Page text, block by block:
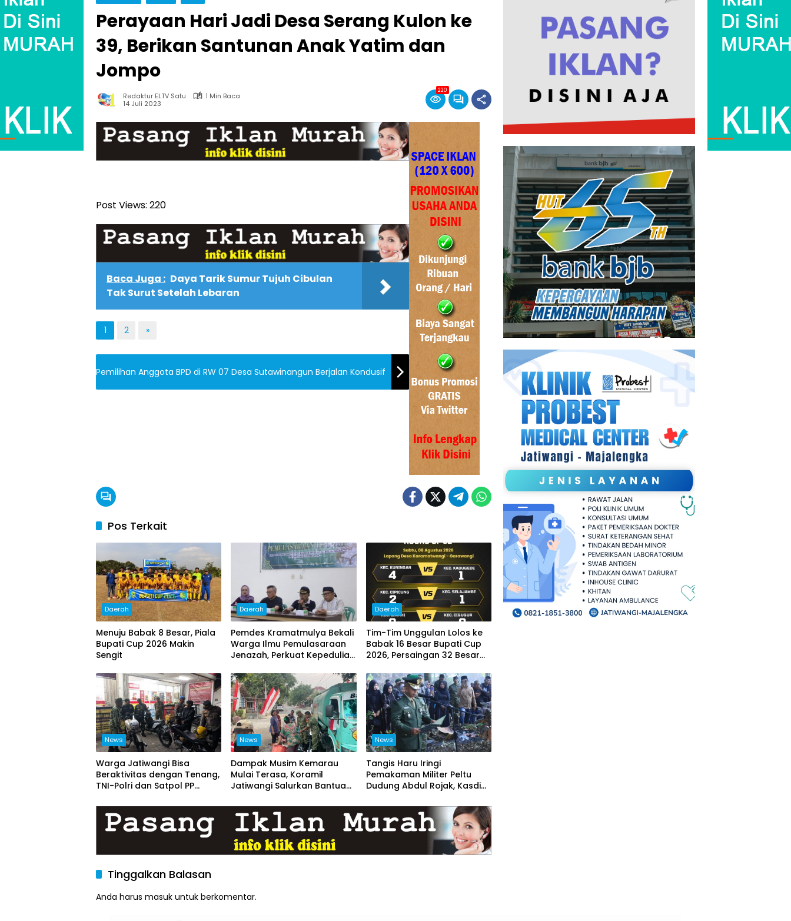
Perayaan Hari Jadi Desa Serang Kulon ke
39, Berikan Santunan Anak Yatim dan
Jompo
Redaktur ELTV Satu
1 Min Baca
14 Juli 2023
220
Post Views: 220
Baca Juga : Daya Tarik Sumur Tujuh Cibulan
Tak Surut Setelah Lebaran
1 2 »
Pemilihan Anggota BPD di RW 07 Desa Sutawinangun Berjalan Kondusif
Pos Terkait
Daerah
Menuju Babak 8 Besar, Piala
Bupati Cup 2026 Makin
Sengit
Daerah
Pemdes Kramatmulya Bekali
Warga Ilmu Pemulasaraan
Jenazah, Perkuat Kepedulian
Daerah
Tim-Tim Unggulan Lolos ke
Babak 16 Besar Bupati Cup
2026, Persaingan 32 Besar
News
Warga Jatiwangi Bisa
Beraktivitas dengan Tenang,
TNI-Polri dan Satpol PP
News
Dampak Musim Kemarau
Mulai Terasa, Koramil
Jatiwangi Salurkan Bantuan
Loji
News
Tangis Haru Iringi
Pemakaman Militer Peltu
Dudung Abdul Rojak, Kasdim
Penghormatan Terakhir
Tinggalkan Balasan
Anda harus masuk untuk berkomentar.